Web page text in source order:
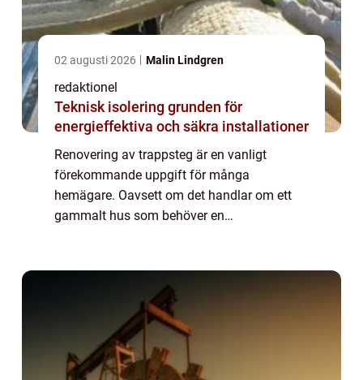
02 augusti 2026 Malin Lindgren
redaktionel
Teknisk isolering grunden för
energieffektiva och säkra installationer
Renovering av trappsteg är en vanligt
förekommande uppgift för många
hemägare. Oavsett om det handlar om ett
gammalt hus som behöver en